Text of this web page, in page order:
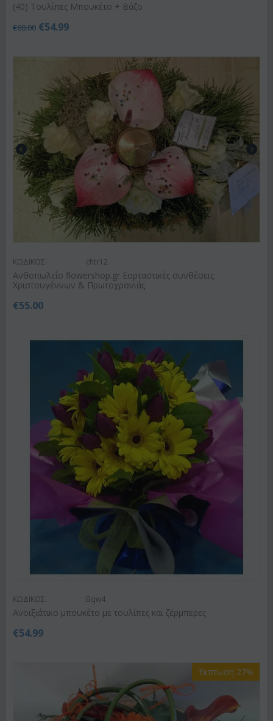
(40) Τουλίπες Μπουκέτο + Βάζο
€60.00 €54.99
ΚΩΔΙΚΟΣ: chtr12
Ανθοπωλείο flowershop.gr Εορταστικές συνθέσεις
Χριστουγέννων & Πρωτοχρονιάς.
€55.00
ΚΩΔΙΚΟΣ: Bqw4
Ανοιξιάτικο μπουκέτο με τουλίπες και ζέρμπερες
€54.99
Έκπτωση 27%